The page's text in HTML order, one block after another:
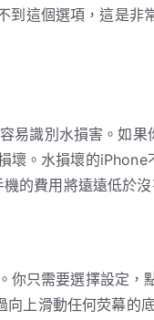
到這個選項，這是非
易識別水損害。如
壞。水損壞的iPhone
的費用將遠遠低於沒
你只需要選擇設定，
上滑動任何荧幕的